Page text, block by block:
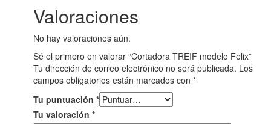
Valoraciones
No hay valoraciones aún.
Sé el primero en valorar “Cortadora TREIF modelo Felix”
Tu dirección de correo electrónico no será publicada. Los
campos obligatorios están marcados con *
Tu puntuación *
Tu valoración *